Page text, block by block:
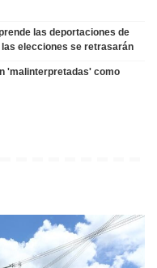
las deportaciones de
elecciones se retrasarán
'malinterpretadas' como